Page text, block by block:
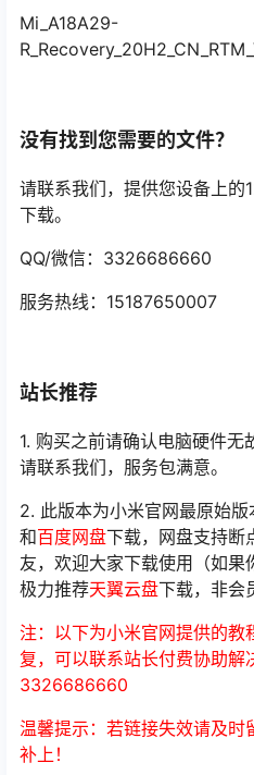
Mi_A18A29-
没有找到您需要的文件？
请联系我们，提供您设备上的
下载。
QQ/微信：3326686660
服务热线：15187650007
站长推荐
1. 购买之前请确认电脑硬件
请联系我们，服务包满意。
2. 此版本为小米官网最原始
和百度网盘下载，网盘支持断
友，欢迎大家下载使用（如果
极力推荐天翼云盘下载，非会
注：以下为小米官网提供的教
复，可以联系站长付费协助解
3326686660
温馨提示：若链接失效请及时
补上！